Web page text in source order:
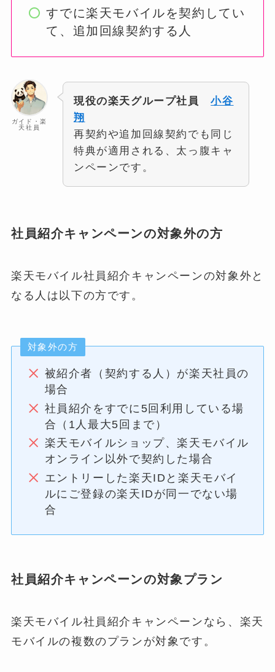
すでに楽天モバイルを契約してい
て、追加回線契約する人
ガイド・楽
天社員
現役の楽天グループ社員小谷
翔
再契約や追加回線契約でも同じ
特典が適用される、太っ腹キャ
ンペーンです。
社員紹介キャンペーンの対象外の方
楽天モバイル社員紹介キャンペーンの対象外と
なる人は以下の方です。
対象外の方
被紹介者（契約する人）が楽天社員の
場合
社員紹介をすでに5回利用している場
合（1人最大5回まで）
楽天モバイルショップ、楽天モバイル
オンライン以外で契約した場合
エントリーした楽天IDと楽天モバイ
ルにご登録の楽天IDが同一でない場
合
社員紹介キャンペーンの対象プラン
楽天モバイル社員紹介キャンペーンなら、楽天
モバイルの複数のプランが対象です。